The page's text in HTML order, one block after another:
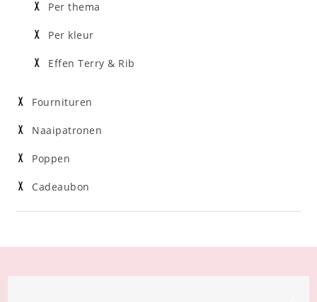
Per thema
Per kleur
Effen Terry & Rib
Fournituren
Naaipatronen
Poppen
Cadeaubon